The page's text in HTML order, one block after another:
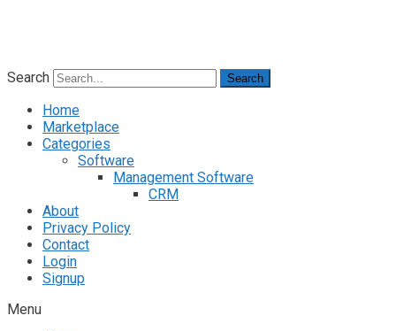
Search Search
Home
Marketplace
Categories
Software
Management Software
CRM
About
Privacy Policy
Contact
Login
Signup
Menu